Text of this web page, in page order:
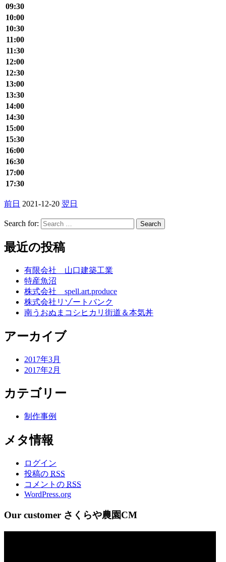
09:30
10:00
10:30
11:00
11:30
12:00
12:30
13:00
13:30
14:00
14:30
15:00
15:30
16:00
16:30
17:00
17:30
前日 2021-12-20 翌日
Search for:
最近の投稿
有限会社 山口建築工業
特産魚沼
株式会社 spell.art.produce
株式会社リゾートバンク
南うおぬまコシヒカリ街道＆本気丼
アーカイブ
2017年3月
2017年2月
カテゴリー
制作事例
メタ情報
ログイン
投稿の RSS
コメントの RSS
WordPress.org
Our customer さくらや農園CM